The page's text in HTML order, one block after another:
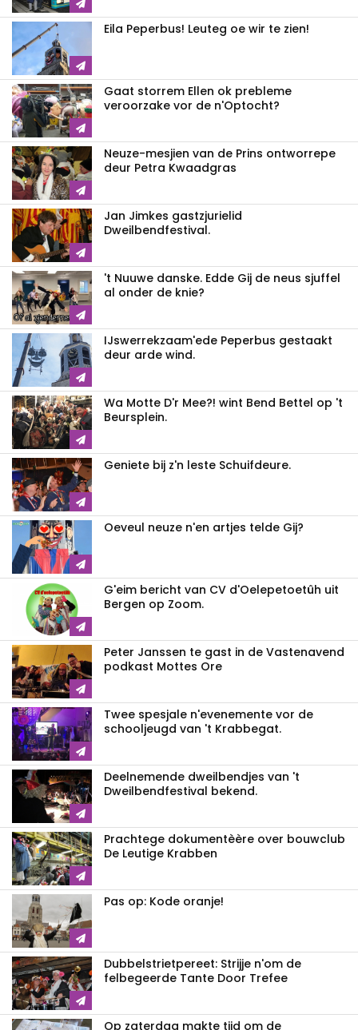
Eila Peperbus! Leuteg oe wir te zien!
Gaat storrem Ellen ok prebleme
veroorzake vor de n'Optocht?
Neuze-mesjien van de Prins ontworrepe
deur Petra Kwaadgras
Jan Jimkes gastzjurielid
Dweilbendfestival.
't Nuuwe danske. Edde Gij de neus sjuffel
al onder de knie?
IJswerrekzaam'ede Peperbus gestaakt
deur arde wind.
Wa Motte D'r Mee?! wint Bend Bettel op 't
Beursplein.
Geniete bij z'n leste Schuifdeure.
Oeveul neuze n'en artjes telde Gij?
G'eim bericht van CV d'Oelepetoetûh uit
Bergen op Zoom.
Peter Janssen te gast in de Vastenavend
podkast Mottes Ore
Twee spesjale n'evenemente vor de
schooljeugd van 't Krabbegat.
Deelnemende dweilbendjes van 't
Dweilbendfestival bekend.
Prachtege dokumentèère over bouwclub
De Leutige Krabben
Pas op: Kode oranje!
Dubbelstrietpereet: Strijje n'om de
felbegeerde Tante Door Trefee
Op zaterdag makte tijd om de